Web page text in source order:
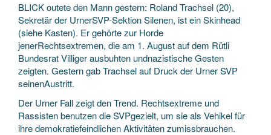
BLICK outete den Mann gestern: Roland Trachsel (20),
Sekretär der UrnerSVP-Sektion Silenen, ist ein Skinhead
(siehe Kasten). Er gehörte zur Horde
jenerRechtsextremen, die am 1. August auf dem Rütli
Bundesrat Villiger ausbuhten undnazistische Gesten
zeigten. Gestern gab Trachsel auf Druck der Urner SVP
seinenAustritt.
Der Urner Fall zeigt den Trend. Rechtsextreme und
Rassisten benutzen die SVPgezielt, um sie als Vehikel für
ihre demokratiefeindlichen Aktivitäten zumissbrauchen.